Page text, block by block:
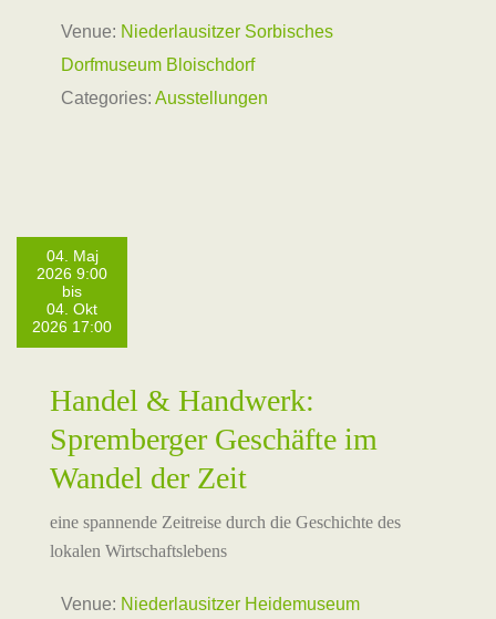
Venue: Niederlausitzer Sorbisches
Dorfmuseum Bloischdorf
Categories: Ausstellungen
04. Maj
2026 9:00
bis
04. Okt
2026 17:00
Handel & Handwerk:
Spremberger Geschäfte im
Wandel der Zeit
eine spannende Zeitreise durch die Geschichte des
lokalen Wirtschaftslebens
Venue: Niederlausitzer Heidemuseum